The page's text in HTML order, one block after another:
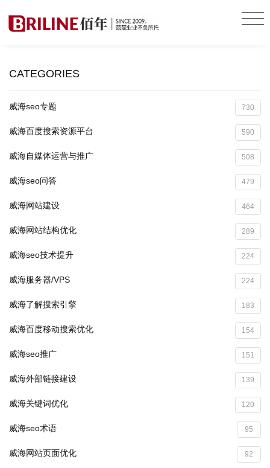
CATEGORIES
威海seo专题 730
威海百度搜索资源平台 590
威海自媒体运营与推广 508
威海seo问答 479
威海网站建设 464
威海网站结构优化 289
威海seo技术提升 224
威海服务器/VPS 224
威海了解搜索引擎 183
威海百度移动搜索优化 154
威海seo推广 151
威海外部链接建设 139
威海关键词优化 120
威海seo术语 95
威海网站页面优化 92